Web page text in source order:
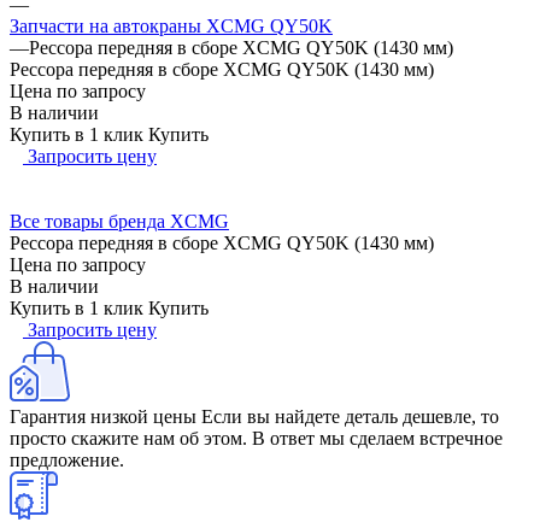
Запчасти на автокраны XCMG QY50K
—Рессора передняя в сборе XCMG QY50K (1430 мм)
Рессора передняя в сборе XCMG QY50K (1430 мм)
Цена по запросу
В наличии
Купить в 1 клик Купить
Запросить цену
Все товары бренда XCMG
Рессора передняя в сборе XCMG QY50K (1430 мм)
Цена по запросу
В наличии
Купить в 1 клик Купить
Запросить цену
Гарантия низкой цены Если вы найдете деталь дешевле, то
просто скажите нам об этом. В ответ мы сделаем встречное
предложение.